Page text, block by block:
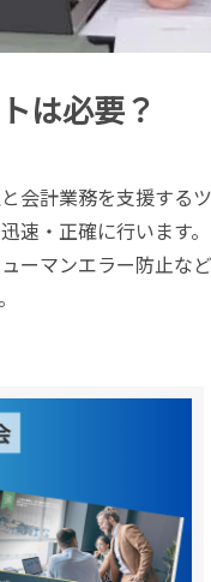
は必要？
会計業務を支援する
速・正確に行います
ーマンエラー防止な